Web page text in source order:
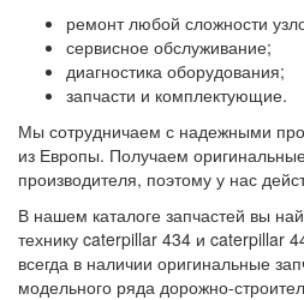
ремонт любой сложности
сервисное обслуживание;
диагностика оборудования;
запчасти и комплектующие.
Мы сотрудничаем с надежными
из Европы. Получаем
производителя, поэтому у нас
В нашем каталоге запчастей вы
технику caterpillar 434 и caterpillar
всегда в наличии оригинальные
модельного ряда дорожно-